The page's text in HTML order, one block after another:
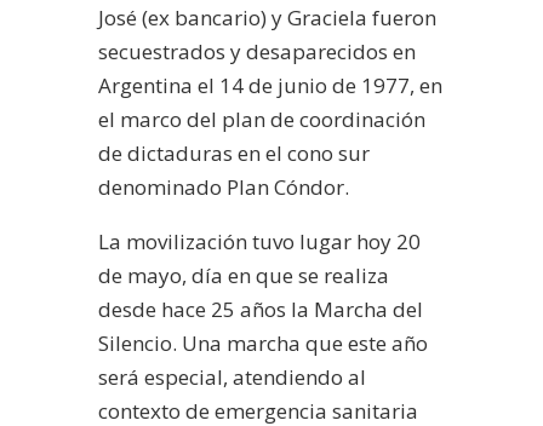
José (ex bancario) y Graciela fueron
secuestrados y desaparecidos en
Argentina el 14 de junio de 1977, en
el marco del plan de coordinación
de dictaduras en el cono sur
denominado Plan Cóndor.
La movilización tuvo lugar hoy 20
de mayo, día en que se realiza
desde hace 25 años la Marcha del
Silencio. Una marcha que este año
será especial, atendiendo al
contexto de emergencia sanitaria